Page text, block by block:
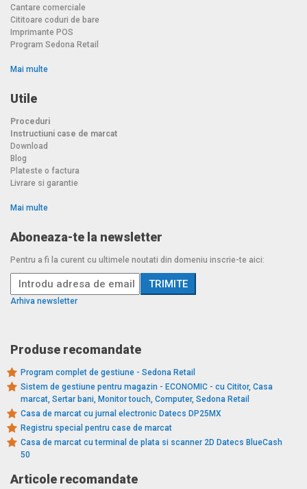
Cantare comerciale
Cititoare coduri de bare
Imprimante POS
Program Sedona Retail
Mai multe
Utile
Proceduri
Instructiuni case de marcat
Download
Blog
Plateste o factura
Livrare si garantie
Mai multe
Aboneaza-te la newsletter
Pentru a fi la curent cu ultimele noutati din domeniu inscrie-te aici:
Arhiva newsletter
Produse recomandate
Program complet de gestiune - Sedona Retail
Sistem de gestiune pentru magazin - ECONOMIC - cu Cititor, Casa
marcat, Sertar bani, Monitor touch, Computer, Sedona Retail
Casa de marcat cu jurnal electronic Datecs DP25MX
Registru special pentru case de marcat
Casa de marcat cu terminal de plata si scanner 2D Datecs BlueCash
50
Articole recomandate